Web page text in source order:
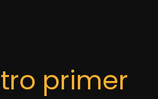
primer